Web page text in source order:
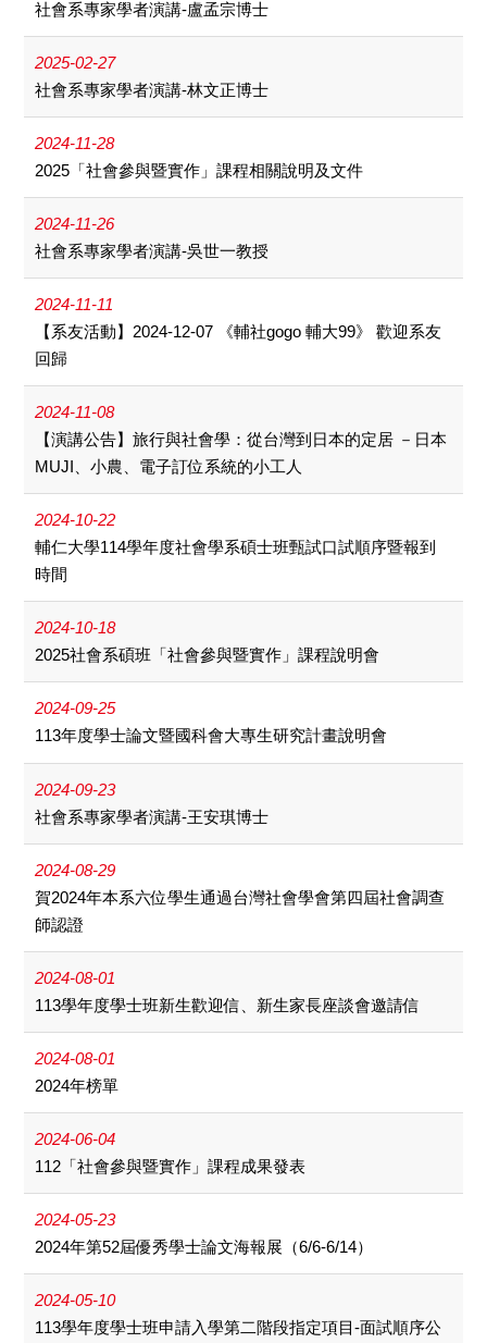
社會系專家學者演講-盧孟宗博士
2025-02-27
社會系專家學者演講-林文正博士
2024-11-28
2025「社會參與暨實作」課程相關說明及文件
2024-11-26
社會系專家學者演講-吳世一教授
2024-11-11
【系友活動】2024-12-07 《輔社gogo 輔大99》 歡迎系友
回歸
2024-11-08
【演講公告】旅行與社會學：從台灣到日本的定居 －日本
MUJI、小農、電子訂位系統的小工人
2024-10-22
輔仁大學114學年度社會學系碩士班甄試口試順序暨報到
時間
2024-10-18
2025社會系碩班「社會參與暨實作」課程說明會
2024-09-25
113年度學士論文暨國科會大專生研究計畫說明會
2024-09-23
社會系專家學者演講-王安琪博士
2024-08-29
賀2024年本系六位學生通過台灣社會學會第四屆社會調查
師認證
2024-08-01
113學年度學士班新生歡迎信、新生家長座談會邀請信
2024-08-01
2024年榜單
2024-06-04
112「社會參與暨實作」課程成果發表
2024-05-23
2024年第52屆優秀學士論文海報展（6/6-6/14）
2024-05-10
113學年度學士班申請入學第二階段指定項目-面試順序公